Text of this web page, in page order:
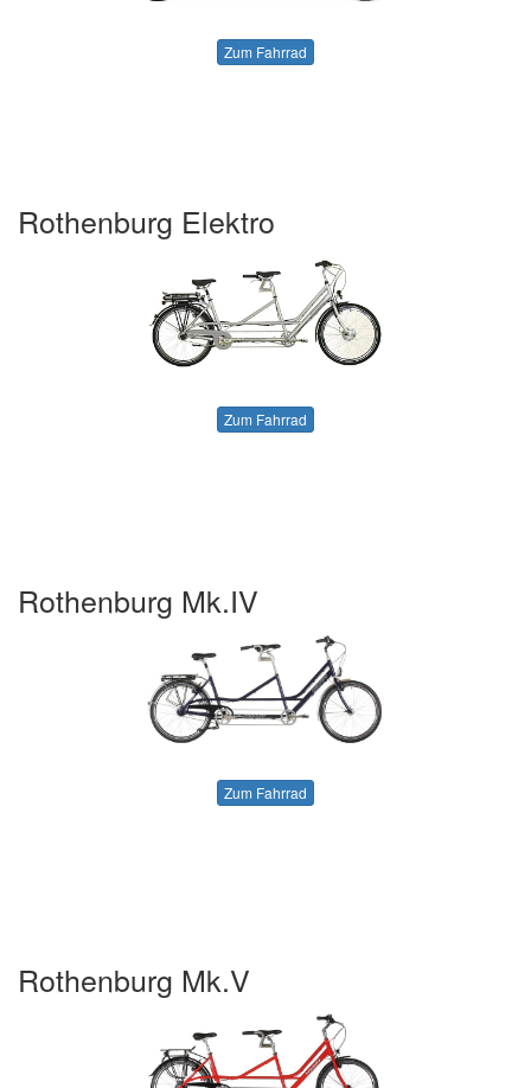
Zum Fahrrad
Rothenburg Elektro
Zum Fahrrad
Rothenburg Mk.IV
Zum Fahrrad
Rothenburg Mk.V